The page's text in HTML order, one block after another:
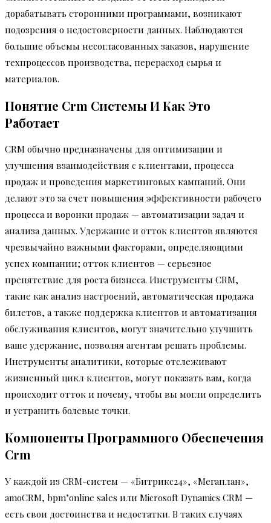
дорабатывать сторонними программами, возникают
подозрения о недостоверности данных. Наблюдаются
большие объемы несогласованных заказов, нарушение
техпроцессов производства, перерасход сырья и
материалов.
Понятие Crm Системы И Как Это
Работает
CRM обычно предназначены для оптимизации и
улучшения взаимодействия с клиентами, процесса
продаж и проведения маркетинговых кампаний. Они
делают это за счет повышения эффективности рабочего
процесса и воронки продаж — автоматизации задач и
анализа данных. Удержание и отток клиентов являются
чрезвычайно важными факторами, определяющими
успех компании; отток клиентов — серьезное
препятствие для роста бизнеса. Инструменты CRM,
такие как анализ настроений, автоматическая продажа
билетов, а также поддержка клиентов и автоматизация
обслуживания клиентов, могут значительно улучшить
ваше удержание, позволяя агентам решать проблемы.
Инструменты аналитики, которые отслеживают
жизненный цикл клиентов, могут показать вам, когда
происходит отток и почему, чтобы вы могли определить
и устранить болевые точки.
Компоненты Программного Обеспечения
Crm
У каждой из CRM-систем — «Битрикс24», «Мегаплан»,
amoCRM, bpm’online sales или Microsoft Dynamics CRM —
есть свои достоинства и недостатки. В таких случаях